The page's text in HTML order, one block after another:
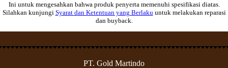
Ini untuk mengesahkan bahwa produk penyerta memenuhi spesifikasi diatas.
Silahkan kunjungi Syarat dan Ketentuan yang Berlaku untuk melakukan reparasi
dan buyback.
PT. Gold Martindo